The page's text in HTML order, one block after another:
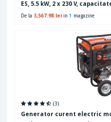
ES, 5.5 kW, 2 x 230 V,
De la 3,567.98 lei in 1 magazine
(3)
Generator curent electric